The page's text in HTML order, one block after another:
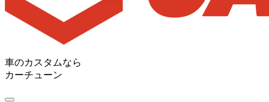
車のカスタムなら
カーチューン